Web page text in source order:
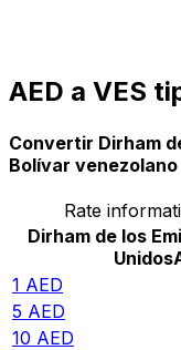
AED a VES
Convertir Dirham
Bolívar venezolano
Rate
Dirham de los
Unidos
1 AED
5 AED
10 AED